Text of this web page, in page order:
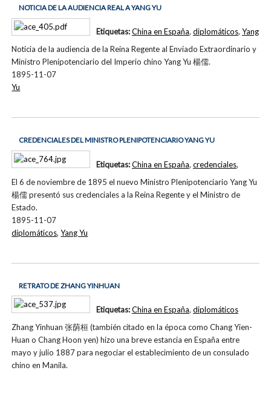
NOTICIA DE LA AUDIENCIA REAL A YANG YU
Noticia de la audiencia de la Reina Regente al Enviado Extraordinario y
Ministro Plenipotenciario del Imperio chino Yang Yu 楊儒.
1895-11-07
Etiquetas:China en España, diplomáticos, Yang
Yu
CREDENCIALES DEL MINISTRO PLENIPOTENCIARIO YANG YU
El 6 de noviembre de 1895 el nuevo Ministro Plenipotenciario Yang Yu
楊儒 presentó sus credenciales a la Reina Regente y el Ministro de
Estado.
1895-11-07
Etiquetas:China en España, credenciales,
diplomáticos,Yang Yu
RETRATO DE ZHANG YINHUAN
Zhang Yinhuan 张荫桓 (también citado en la época como Chang Yien-
Huan o Chang Hoon yen) hizo una breve estancia en España entre
mayo y julio 1887 para negociar el establecimiento de un consulado
chino en Manila.
Etiquetas:China en España, diplomáticos